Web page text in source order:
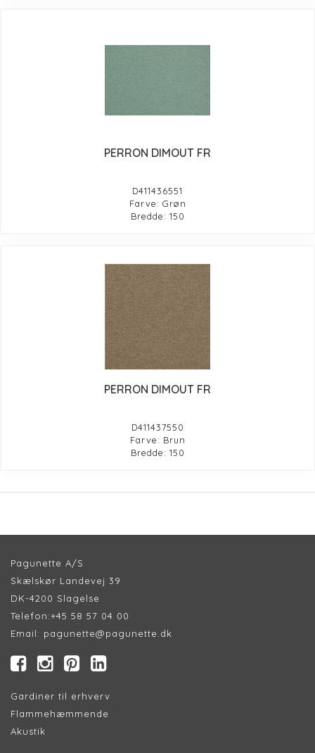
PERRON DIMOUT FR
D411436551
Farve: Grøn
Bredde: 150
PERRON DIMOUT FR
D411437550
Farve: Brun
Bredde: 150
Pagunette A/S
Skælskør Landevej 39
DK-4200 Slagelse
Telefon:+45 58 57 04 00
Email: pagunette@pagunette.dk
Gardiner til erhverv
Flammehæmmende
Akustik